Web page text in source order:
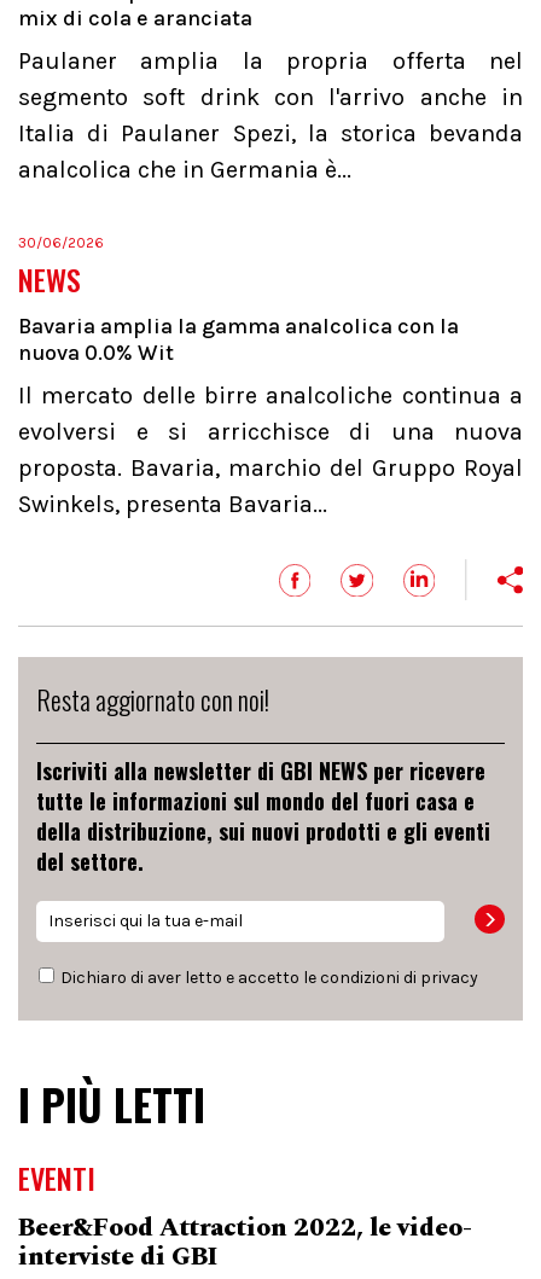
mix di cola e aranciata
Paulaner amplia la propria offerta nel
segmento soft drink con l'arrivo anche in
Italia di Paulaner Spezi, la storica bevanda
analcolica che in Germania è...
30/06/2026
NEWS
Bavaria amplia la gamma analcolica con la
nuova 0.0% Wit
Il mercato delle birre analcoliche continua a
evolversi e si arricchisce di una nuova
proposta. Bavaria, marchio del Gruppo Royal
Swinkels, presenta Bavaria...
Resta aggiornato con noi!
Iscriviti alla newsletter di GBI NEWS per ricevere
tutte le informazioni sul mondo del fuori casa e
della distribuzione, sui nuovi prodotti e gli eventi
del settore.
Dichiaro di aver letto e accetto le condizioni di privacy
I PIÙ LETTI
EVENTI
Beer&Food Attraction 2022, le video-
interviste di GBI